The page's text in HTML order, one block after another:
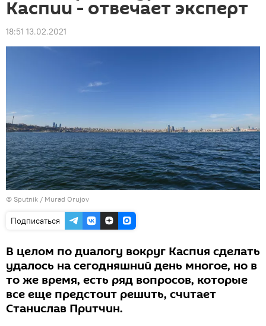
Каспии - отвечает эксперт
18:51 13.02.2021
© Sputnik / Murad Orujov
Подписаться
В целом по диалогу вокруг Каспия сделать
удалось на сегодняшний день многое, но в
то же время, есть ряд вопросов, которые
все еще предстоит решить, считает
Станислав Притчин.